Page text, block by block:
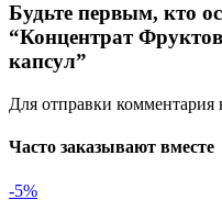
Будьте первым, кто
“Концентрат
капсул”
Для отправки комментария
Часто заказывают вместе
-5%